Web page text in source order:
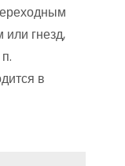
гнезд,
в